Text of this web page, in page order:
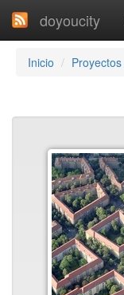
doyoucity
Inicio Proyectos